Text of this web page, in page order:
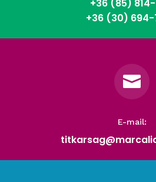
+36 (85)
+36 (30) 694-

E-mail: